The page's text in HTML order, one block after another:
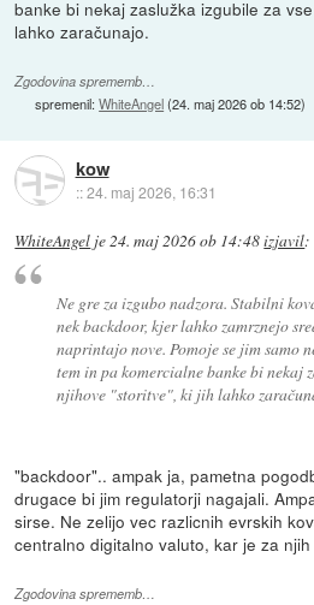
banke bi nekaj zaslužka izgubile za
lahko zaračunajo.
Zgodovina sprememb…
spremenil:WhiteAngel(24. maj 2026 ob 14:52)
kow
::24. maj 2026, 16:31
WhiteAngel je24. maj 2026 ob 14:48izjavil:
Ne gre za izgubo nadzora. Stabilni
nek backdoor, kjer lahko zamrznejo
naprintajo nove. Pomoje se jim samo
tem in pa komercialne banke bi nekaj
njihove "storitve", ki jih lahko
"backdoor".. ampak ja, pametna
drugace bi jim regulatorji nagajali.
sirse. Ne zelijo vec razlicnih evrskih
centralno digitalno valuto, kar je za
Zgodovina sprememb…